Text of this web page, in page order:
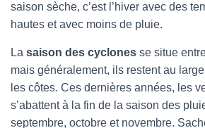
saison sèche, c’est l’hiver avec des
hautes et avec moins de pluie.
La saison des cyclones se situe
mais généralement, ils restent au
les côtes. Ces dernières années, les
s’abattent à la fin de la saison des
septembre, octobre et novembre.